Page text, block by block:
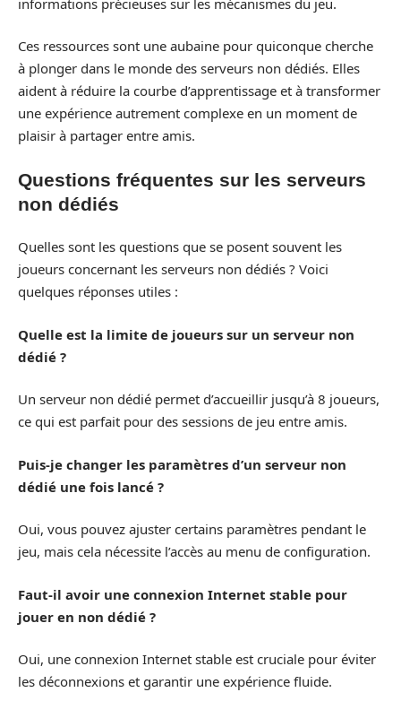
Ces ressources sont une aubaine pour quiconque cherche
à plonger dans le monde des serveurs non dédiés. Elles
aident à réduire la courbe d’apprentissage et à transformer
une expérience autrement complexe en un moment de
plaisir à partager entre amis.
Questions fréquentes sur les serveurs
non dédiés
Quelles sont les questions que se posent souvent les
joueurs concernant les serveurs non dédiés ? Voici
quelques réponses utiles :
Quelle est la limite de joueurs sur un serveur non
dédié ?
Un serveur non dédié permet d’accueillir jusqu’à 8 joueurs,
ce qui est parfait pour des sessions de jeu entre amis.
Puis-je changer les paramètres d’un serveur non
dédié une fois lancé ?
Oui, vous pouvez ajuster certains paramètres pendant le
jeu, mais cela nécessite l’accès au menu de configuration.
Faut-il avoir une connexion Internet stable pour
jouer en non dédié ?
Oui, une connexion Internet stable est cruciale pour éviter
les déconnexions et garantir une expérience fluide.